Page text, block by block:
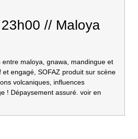
// Maloya
entre maloya, gnawa, mandingue et
et engagé, SOFAZ produit sur scène
volcaniques, influences
! Dépaysement assuré. voir en